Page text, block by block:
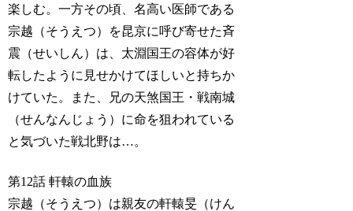
楽しむ。一方その頃、名高い医師である
宗越（そうえつ）を昆京に呼び寄せた斉
震（せいしん）は、太淵国王の容体が好
転したように見せかけてほしいと持ちか
けていた。また、兄の天煞国王・戦南城
（せんなんじょう）に命を狙われている
と気づいた戦北野は…。
第12話 軒轅の血族
宗越（そうえつ）は親友の軒轅旻（けん